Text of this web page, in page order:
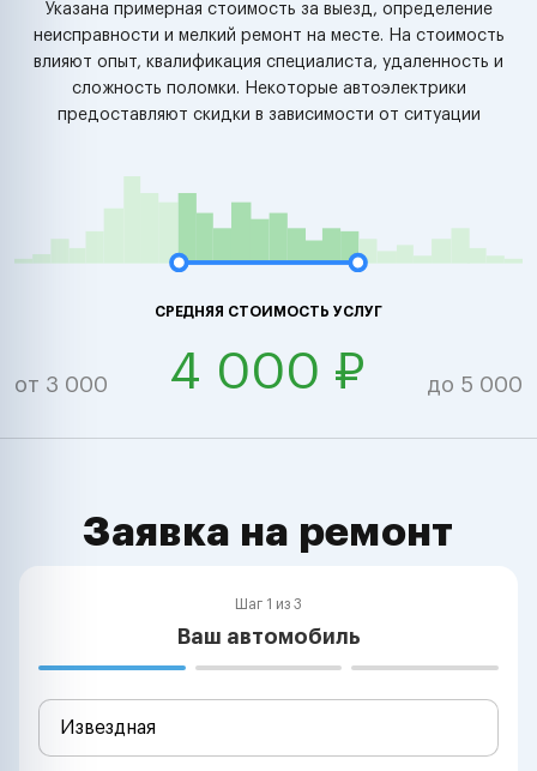
Указана примерная стоимость за выезд, определение
неисправности и мелкий ремонт на месте. На стоимость
влияют опыт, квалификация специалиста, удаленность и
сложность поломки. Некоторые автоэлектрики
предоставляют скидки в зависимости от ситуации
СРЕДНЯЯ СТОИМОСТЬ УСЛУГ
от 3 000 4 000 ₽ до 5 000
Заявка на ремонт
Шаг 1 из 3
Ваш автомобиль